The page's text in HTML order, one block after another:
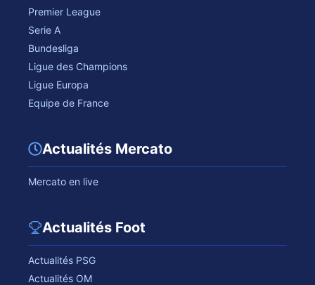
Premier League
Serie A
Bundesliga
Ligue des Champions
Ligue Europa
Equipe de France
Actualités Mercato
Mercato en live
Actualités Foot
Actualités PSG
Actualités OM